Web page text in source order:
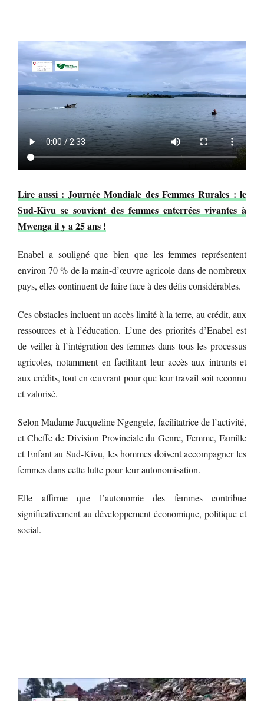
Lire aussi : Journée Mondiale des Femmes Rurales : le
Sud-Kivu se souvient des femmes enterrées vivantes à
Mwenga il y a 25 ans !
Enabel a souligné que bien que les femmes représentent
environ 70 % de la main-d’œuvre agricole dans de nombreux
pays, elles continuent de faire face à des défis considérables.
Ces obstacles incluent un accès limité à la terre, au crédit, aux
ressources et à l’éducation. L’une des priorités d’Enabel est
de veiller à l’intégration des femmes dans tous les processus
agricoles, notamment en facilitant leur accès aux intrants et
aux crédits, tout en œuvrant pour que leur travail soit reconnu
et valorisé.
Selon Madame Jacqueline Ngengele, facilitatrice de l’activité,
et Cheffe de Division Provinciale du Genre, Femme, Famille
et Enfant au Sud-Kivu, les hommes doivent accompagner les
femmes dans cette lutte pour leur autonomisation.
Elle affirme que l’autonomie des femmes contribue
significativement au développement économique, politique et
social.